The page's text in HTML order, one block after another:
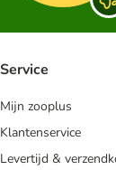
Service
Mijn zooplus
Klantenservice
Levertijd &